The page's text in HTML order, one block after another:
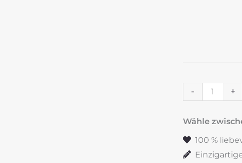
-
Jubiläumskerze
"Schlichte
Eleganz"
+
Wähle
100 %